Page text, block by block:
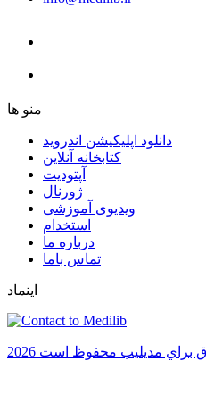
ﻣﻨﻮ ﻫﺎ
دانلود اپلیکیشن اندروید
ﮐﺘﺎﺑﺨﺎﻧﻪ ﺁﻧﻼﯾﻦ
ﺁﭘﺘﻮﺩﯾﺖ
ﮊﻭﺭﻧﺎﻝ
ویدیوی آموزشی
استخدام
درباره ما
ﺗﻤﺎﺱ ﺑﺎﻣﺎ
اینماد